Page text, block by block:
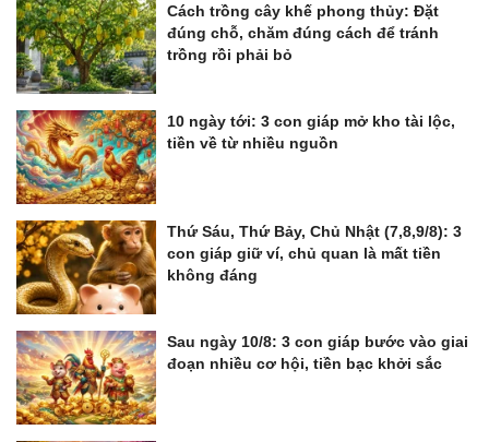
Cách trồng cây khế phong thủy: Đặt
đúng chỗ, chăm đúng cách để tránh
trồng rồi phải bỏ
10 ngày tới: 3 con giáp mở kho tài lộc,
tiền về từ nhiều nguồn
Thứ Sáu, Thứ Bảy, Chủ Nhật (7,8,9/8): 3
con giáp giữ ví, chủ quan là mất tiền
không đáng
Sau ngày 10/8: 3 con giáp bước vào giai
đoạn nhiều cơ hội, tiền bạc khởi sắc